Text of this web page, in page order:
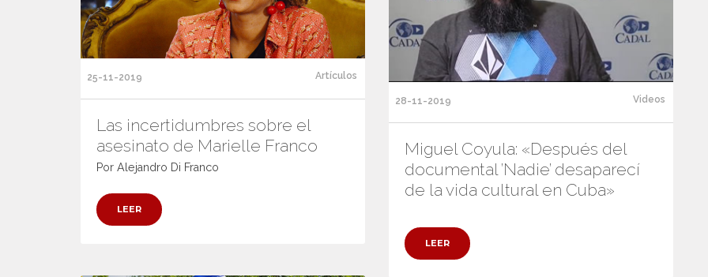
28-11-2019 Videos
Miguel Coyula: «Después del
documental ’Nadie’ desaparecí
de la vida cultural en Cuba»
LEER
25-11-2019 Artículos
Las incertidumbres sobre el
asesinato de Marielle Franco
Por Alejandro Di Franco
LEER